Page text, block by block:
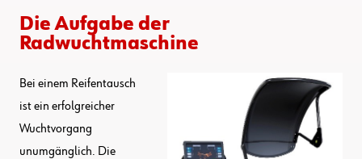
Die Aufgabe der
Radwuchtmaschine
Bei einem Reifentausch
ist ein erfolgreicher
Wuchtvorgang
unumgänglich. Die